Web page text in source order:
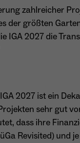
Speichert den
für Cookies auf der
MATOMO_SESSID
Matomo
_ga
zahlreicher
der größten
IGA 2027 die
2027 ist ein
sehr gut
dass ihre
Revisited) und